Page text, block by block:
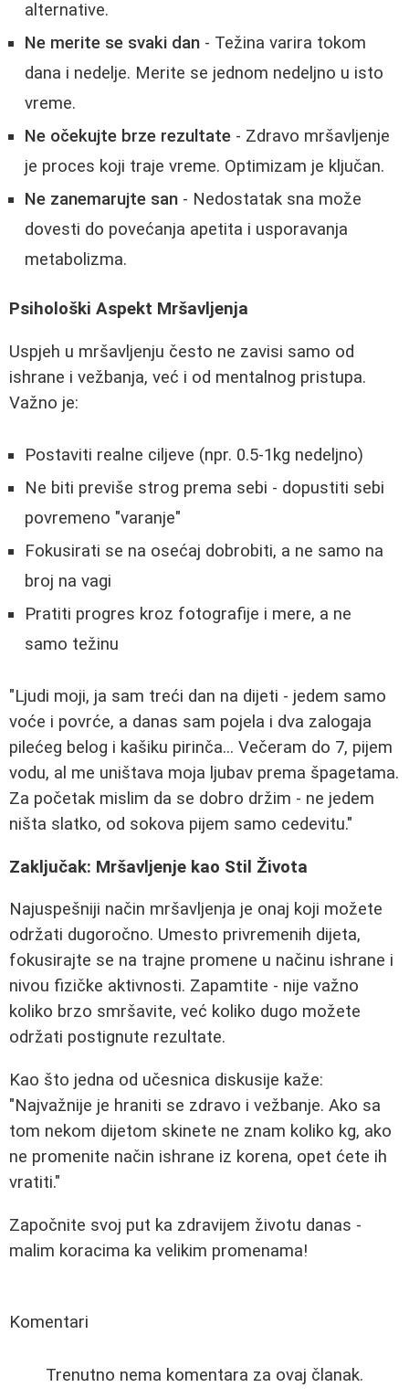
alternative.
Ne merite se svaki dan - Težina varira tokom
dana i nedelje. Merite se jednom nedeljno u isto
vreme.
Ne očekujte brze rezultate - Zdravo mršavljenje
je proces koji traje vreme. Optimizam je ključan.
Ne zanemarujte san - Nedostatak sna može
dovesti do povećanja apetita i usporavanja
metabolizma.
Psihološki Aspekt Mršavljenja
Uspjeh u mršavljenju često ne zavisi samo od
ishrane i vežbanja, već i od mentalnog pristupa.
Važno je:
Postaviti realne ciljeve (npr. 0.5-1kg nedeljno)
Ne biti previše strog prema sebi - dopustiti sebi
povremeno "varanje"
Fokusirati se na osećaj dobrobiti, a ne samo na
broj na vagi
Pratiti progres kroz fotografije i mere, a ne
samo težinu
"Ljudi moji, ja sam treći dan na dijeti - jedem samo
voće i povrće, a danas sam pojela i dva zalogaja
pilećeg belog i kašiku pirinča... Večeram do 7, pijem
vodu, al me uništava moja ljubav prema špagetama.
Za početak mislim da se dobro držim - ne jedem
ništa slatko, od sokova pijem samo cedevitu."
Zaključak: Mršavljenje kao Stil Života
Najuspešniji način mršavljenja je onaj koji možete
održati dugoročno. Umesto privremenih dijeta,
fokusirajte se na trajne promene u načinu ishrane i
nivou fizičke aktivnosti. Zapamtite - nije važno
koliko brzo smršavite, već koliko dugo možete
održati postignute rezultate.
Kao što jedna od učesnica diskusije kaže:
"Najvažnije je hraniti se zdravo i vežbanje. Ako sa
tom nekom dijetom skinete ne znam koliko kg, ako
ne promenite način ishrane iz korena, opet ćete ih
vratiti."
Započnite svoj put ka zdravijem životu danas -
malim koracima ka velikim promenama!
Komentari
Trenutno nema komentara za ovaj članak.